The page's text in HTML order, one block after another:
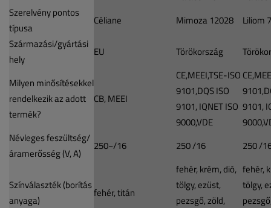
Szerelvény pontos
típusa
Céliane Mimoza 12028
Liliom
Származási/gyártási
hely
EU Törökország
Milyen minősítésekkel
rendelkezik az adott
termék?
CB, MEEI
CE,MEEI,TSE-ISO
9101,DQS ISO
9101, IQNET ISO
9000,VDE
9101,
Névleges feszültség/
áramerősség (V, A)
250~/16 250 /16 250 /
Színválaszték (borítás
anyaga)
fehér, titán
fehér, krém, dió,
tölgy, ezüst,
pezsgő, zöld,
fehér,
tölgy,